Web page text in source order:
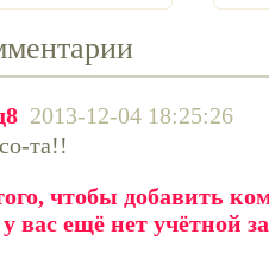
2013-12-04 18:25:26
та!!
чтобы добавить
вас ещё нет учётной